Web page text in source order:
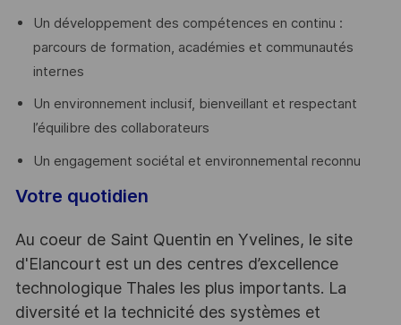
Un développement des compétences en continu :
parcours de formation, académies et communautés
internes
Un environnement inclusif, bienveillant et respectant
l’équilibre des collaborateurs
Un engagement sociétal et environnemental reconnu
Votre quotidien
Au coeur de Saint Quentin en Yvelines, le site
d'Elancourt est un des centres d’excellence
technologique Thales les plus importants. La
diversité et la technicité des systèmes et